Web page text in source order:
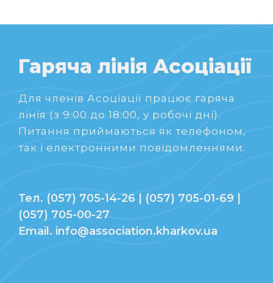
Гаряча лінія Асоціації
Для членів Асоціації працює гаряча
лінія (з 9:00 до 18:00, у робочі дні).
Питання приймаються як телефоном,
так і електронними повідомленнями.
Тел. (057) 705-14-26 | (057) 705-01-69 |
(057) 705-00-27
Email. info@association.kharkov.ua